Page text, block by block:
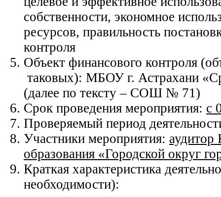
собственности, экономное
ресурсов, правильность
контроля
Объект финансового контроля
таковых): МБОУ г. Астрахани
(далее по тексту – СОШ № 71)
Срок проведения мероприятия: с
Проверяемый период
Участники мероприятия: аудитор
образования «Городской округ
Краткая характеристика
необходимости):